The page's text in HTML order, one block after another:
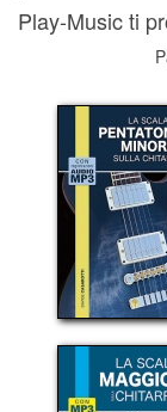
Play-Music ti